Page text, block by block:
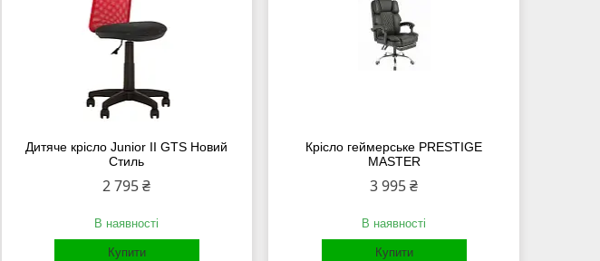
Дитяче крісло Junior II GTS Новий
Стиль
2 795 ₴
В наявності
Купити
Крісло геймерське PRESTIGE
MASTER
3 995 ₴
В наявності
Купити